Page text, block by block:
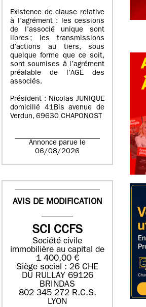
Existence de clause relative
à l’agrément : les cessions
de l’associé unique sont
libres ; les transmissions
d’actions au tiers, sous
quelque forme que ce soit,
sont soumises à l’agrément
préalable de l’AGE des
associés.
Président : Nicolas JUNIQUE
domicilié 41Bis avenue de
Verdun, 69630 CHAPONOST
Annonce parue le
06/08/2026
AVIS DE MODIFICATION
SCI CCFS
Société civile
immobilière au capital de
1 400,00 €
Siège social : 26 CHE
DU RULLAY 69126
BRINDAS
802 345 272 R.C.S.
LYON